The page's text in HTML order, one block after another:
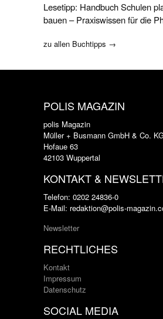
Lesetipp: Handbuch Schulen
bauen – Praxiswissen für die
zu allen Buchtipps →
POLIS MAGAZIN
polis Magazin
Müller + Busmann GmbH & Co.
Hofaue 63
42103 Wuppertal
KONTAKT &
Telefon: 0202 24836-0
E-Mail: redaktion@polis-
Newsletter
RECHTLICHES
Kontakt
Impressum
Datenschutz
SOCIAL MEDIA